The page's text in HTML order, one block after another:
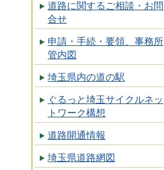
道路に関するご相談・お問
合せ
申請・手続・要領、事務所
管内図
埼玉県内の道の駅
ぐるっと埼玉サイクルネッ
トワーク構想
道路開通情報
埼玉県道路網図